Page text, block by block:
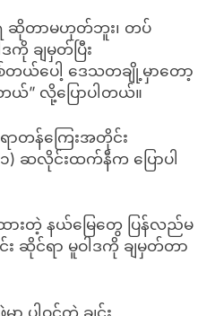
ရ ဆိုတာမဟုတ်ဘူး၊ တပ်
ချမှတ်ပြီး
တယ်ပေါ့ ဒေသတချို့မှာတော့
” လို့ပြောပါတယ်။
တန်ကြေးအတိုင်း
) ဆလိုင်းထက်နီက ပြောပါ
ားတဲ့ နယ်မြေတွေ ပြန်လည်မ
း ဆိုင်ရာ မူဝါဒကို ချမှတ်တာ
ပါဝင်တဲ့ ချင်း